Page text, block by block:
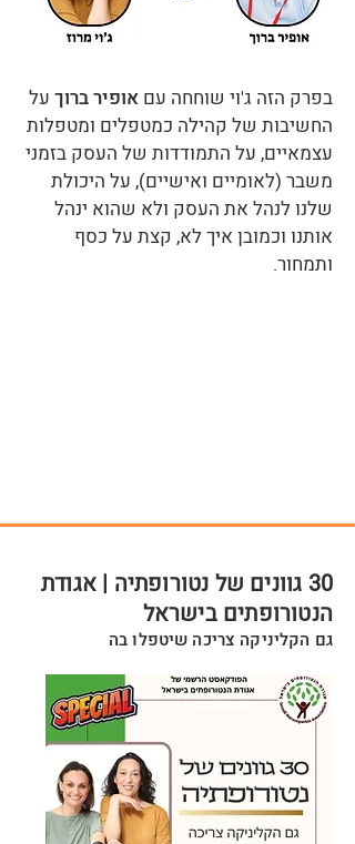
בפרק הזה ג'וי שוחחה עם אופיר ברוך על
החשיבות של קהילה כמטפלים ומטפלות
עצמאיים, על התמודדות של העסק בזמני
משבר (לאומיים ואישיים), על היכולת
שלנו לנהל את העסק ולא שהוא ינהל
אותנו וכמובן איך לא, קצת על כסף
ותמחור.
30 גוונים של נטורופתיה | אגודת
הנטורופתים בישראל
גם הקליניקה צריכה שיטפלו בה